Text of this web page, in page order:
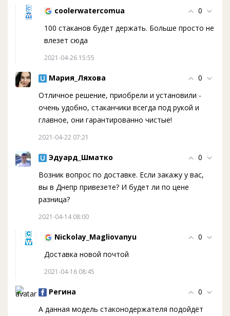
coolerwatercomua
0
100 стаканов будет держать. Больше просто не
влезет сюда
2021-04-26 15:55
Мария_Ляхова
0
Отличное решение, приобрели и установили -
очень удобно, стаканчики всегда под рукой и
главное, они гарантированно чистые!
2021-04-22 07:21
Эдуард_Шматко
0
Возник вопрос по доставке. Если закажу у вас,
вы в Днепр привезете? И будет ли по цене
разница?
2021-04-14 08:00
Nickolay_Magliovanyu
0
Доставка новой почтой
2021-04-16 08:45
Регина
0
А данная модель стаконодержателя подойдёт